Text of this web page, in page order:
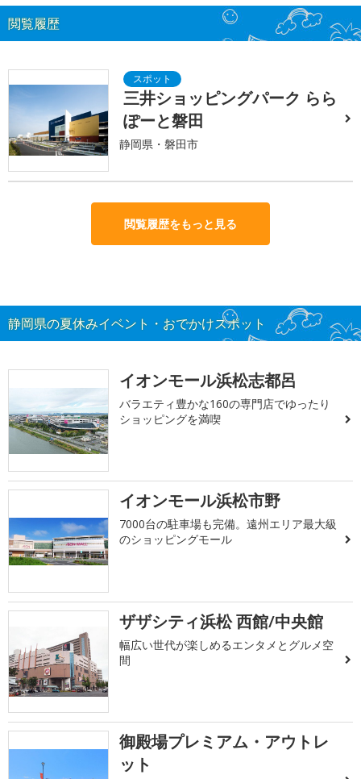
閲覧履歴
三井ショッピングパーク らら
ぽーと磐田
静岡県・磐田市
閲覧履歴をもっと見る
静岡県の夏休みイベント・おでかけスポット
イオンモール浜松志都呂
バラエティ豊かな160の専門店でゆったり
ショッピングを満喫
イオンモール浜松市野
7000台の駐車場も完備。遠州エリア最大級
のショッピングモール
ザザシティ浜松 西館/中央館
幅広い世代が楽しめるエンタメとグルメ空
間
御殿場プレミアム・アウトレ
ット